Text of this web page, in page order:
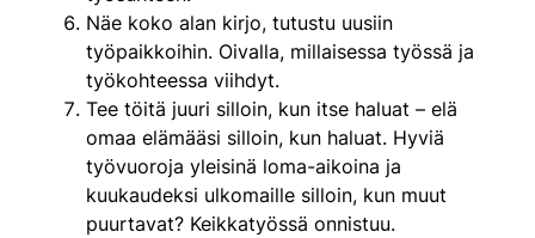
Näe koko alan kirjo, tutustu uusiin
työpaikkoihin. Oivalla, millaisessa työssä ja
työkohteessa viihdyt.
Tee töitä juuri silloin, kun itse haluat – elä
omaa elämääsi silloin, kun haluat. Hyviä
työvuoroja yleisinä loma-aikoina ja
kuukaudeksi ulkomaille silloin, kun muut
puurtavat? Keikkatyössä onnistuu.